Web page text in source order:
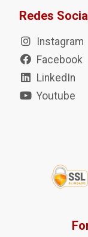
Redes
Instagram
Facebook
LinkedIn
Youtube